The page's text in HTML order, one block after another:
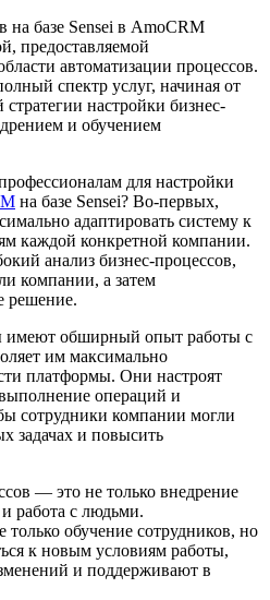
на базе Sensei в AmoCRM
предоставляемой
автоматизации процессов.
спектр услуг, начиная от
настройки бизнес-
и обучением
для настройки
на базе Sensei? Во-первых,
адаптировать систему к
каждой конкретной компании.
анализ бизнес-процессов,
компании, а затем
решение.
имеют обширный опыт работы с
им максимально
платформы. Они настроят
операций и
сотрудники компании могли
задачах и повысить
— это не только внедрение
работа с людьми.
обучение сотрудников, но
к новым условиям работы,
и поддерживают в